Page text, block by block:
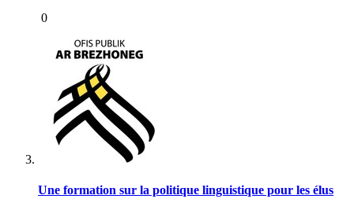
0
Une formation sur la politique linguistique pour les élus